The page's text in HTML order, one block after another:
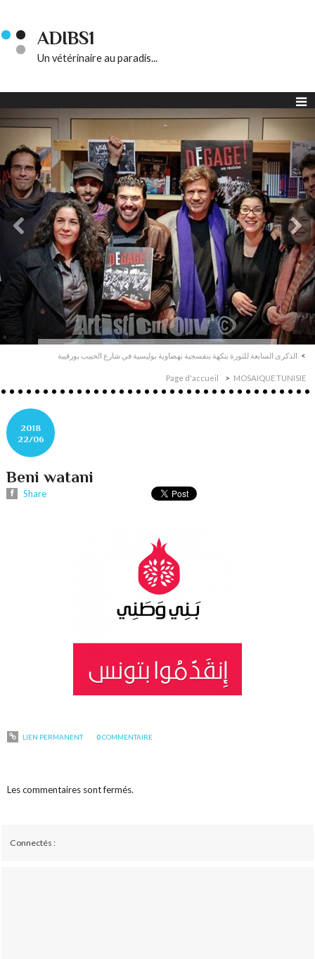
ADIBS1
Un vétérinaire au paradis...
الذكرى السابعة للثورة بنكهة بنفسجية نهضاوية بوليسية في شارع الحبيب بورقيبة
Page d'accueil MOSAIQUE TUNISIE
2018
22/06
Beni watani
Share
LIEN PERMANENT 0COMMENTAIRE
Les commentaires sont fermés.
Connectés :